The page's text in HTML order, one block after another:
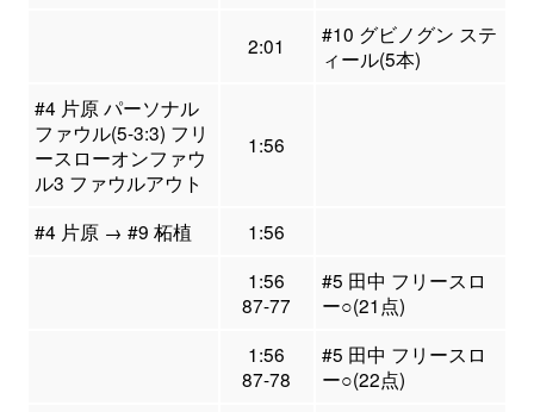
2:01
#10 グビノグン ステ
ィール(5本)
#4 片原 パーソナル
ファウル(5-3:3) フリ
ースローオンファウ
ル3 ファウルアウト
1:56
#4 片原 → #9 柘植
1:56
1:56
87-77
#5 田中 フリースロ
ー○(21点)
1:56
87-78
#5 田中 フリースロ
ー○(22点)